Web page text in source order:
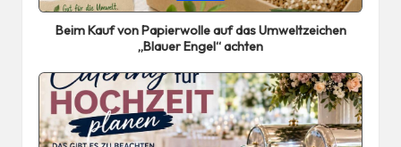
in
Beim Kauf von Papierwolle auf das Umweltzeichen
„Blauer Engel“ achten